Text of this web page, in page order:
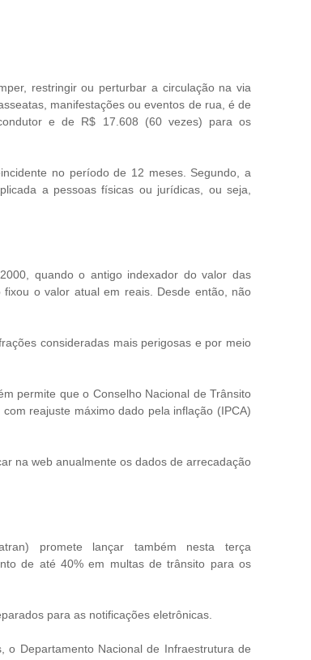
restringir ou perturbar a circulação na via
manifestações ou eventos de rua, é de
e de R$ 17.608 (60 vezes) para os
no período de 12 meses. Segundo, a
a pessoas físicas ou jurídicas, ou seja,
quando o antigo indexador do valor das
o valor atual em reais. Desde então, não
consideradas mais perigosas e por meio
permite que o Conselho Nacional de Trânsito
reajuste máximo dado pela inflação (IPCA)
na web anualmente os dados de arrecadação
promete lançar também nesta terça
de até 40% em multas de trânsito para os
para as notificações eletrônicas.
Departamento Nacional de Infraestrutura de